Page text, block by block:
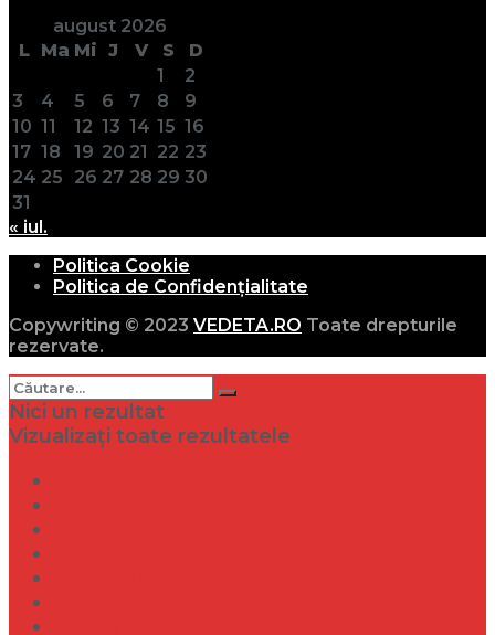
august 2026
L Ma Mi J V S
D
1
2
3
4 5 6 7 8
9
10 11 12 13 14 15 16
17 18 19 20 21 22 23
24 25 26 27 28 29 30
31
« iul.
Politica Cookie
Politica de Confidențialitate
Copywriting © 2023 VEDETA.RO Toate drepturile
rezervate.
Nici un rezultat
Vizualizați toate rezultatele